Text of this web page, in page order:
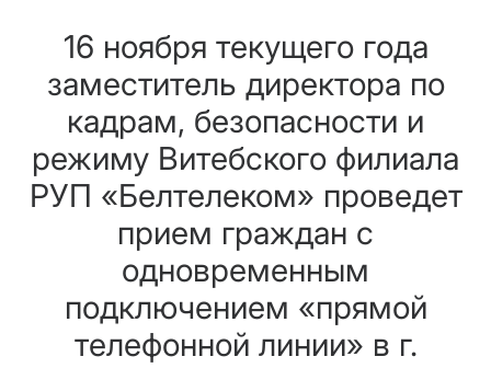
16 ноября текущего года
заместитель директора по
кадрам, безопасности и
режиму Витебского филиала
РУП «Белтелеком» проведет
прием граждан с
одновременным
подключением «прямой
телефонной линии» в г.